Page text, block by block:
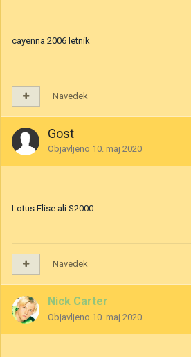
cayenna 2006 letnik
Navedek
Gost
Objavljeno 10. maj 2020
Lotus Elise ali S2000
Navedek
Nick Carter
Objavljeno 10. maj 2020